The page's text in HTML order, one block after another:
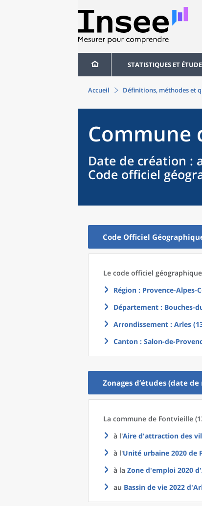
STATISTIQUES ET
Accueil Définitions, méthodes et
Commune
Date de création :
Code officiel
Code Officiel
Le code officiel géographique
Région : Provence-Alpes-
Département : Bouches-
Arrondissement : Arles
Canton : Salon-de-
Zonages d’études (date
La commune de Fontvieille
à l'Aire d'attraction des
à l'Unité urbaine 2020 de
à la Zone d'emploi 2020 d'
au Bassin de vie 2022 d'